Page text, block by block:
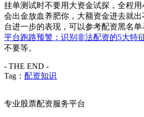
挂单测试时不要用大资金试探，全程
会出金放血养肥你，大额资金进去就
台进一步的表现，可以参考配资黑名
平台跑路预警：识别非法配资的5大特
不要等。
- THE END -
Tag： 配资知识
专业股票配资服务平台